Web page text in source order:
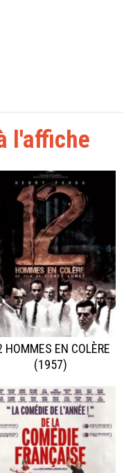
l'affiche
HOMMES EN COLÈRE
(1957)